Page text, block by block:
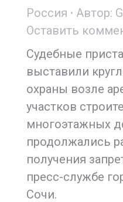
Россия
Автор:
Оставить
Судебные
выставили
охраны возле
участков
многоэтажных
продолжались
получения
пресс-службе
Сочи.